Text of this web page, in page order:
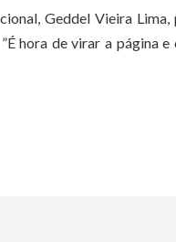
Geddel Vieira
hora de virar a página e